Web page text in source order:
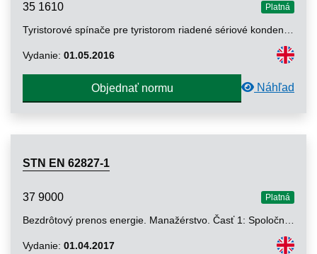
35 1610 Platná
Vydanie: 01.05.2016
Objednať normu Náhľad
STN EN 62827-1
37 9000 Platná
Vydanie: 01.04.2017